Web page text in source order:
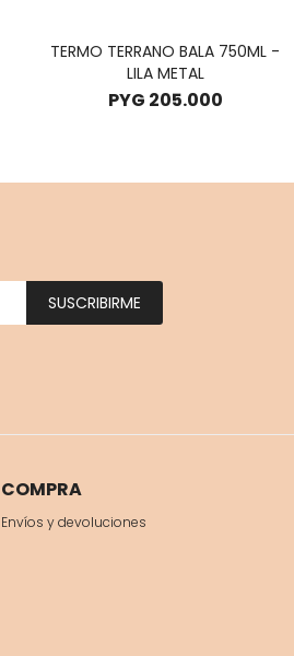
TERMO TERRANO BALA 750ML -
LILA METAL
PYG 205.000
COMPRA
Envíos y devoluciones
SUSCRIBIRME